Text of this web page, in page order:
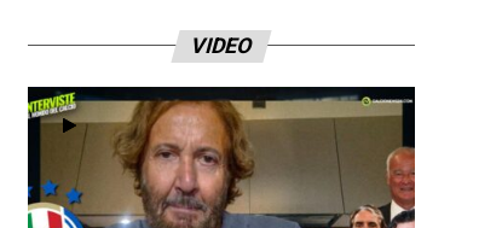
VIDEO